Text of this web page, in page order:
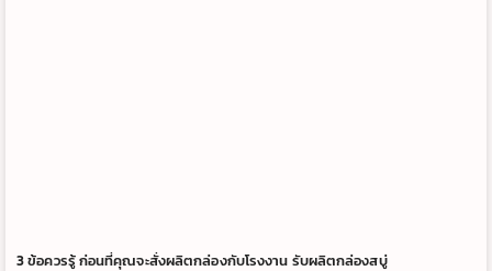
3 ข้อควรรู้ ก่อนที่คุณจะสั่งผลิตกล่องกับโรงงาน รับผลิตกล่องสบู่